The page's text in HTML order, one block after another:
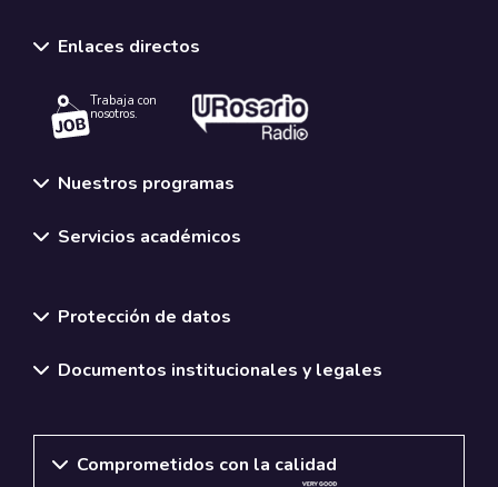
Enlaces directos
Trabaja con
nosotros.
Nuestros programas
Servicios académicos
Protección de datos
Documentos institucionales y legales
Comprometidos con la calidad